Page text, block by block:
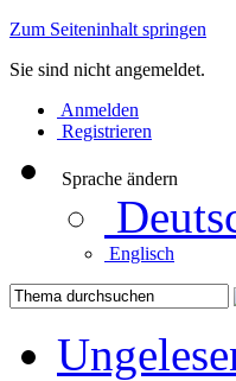
Zum Seiteninhalt springen
Sie sind nicht angemeldet.
Anmelden
Registrieren
Sprache ändern
Englisch